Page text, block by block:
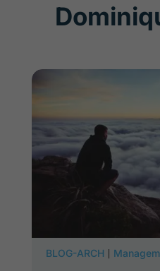
BLOG-ARCH |